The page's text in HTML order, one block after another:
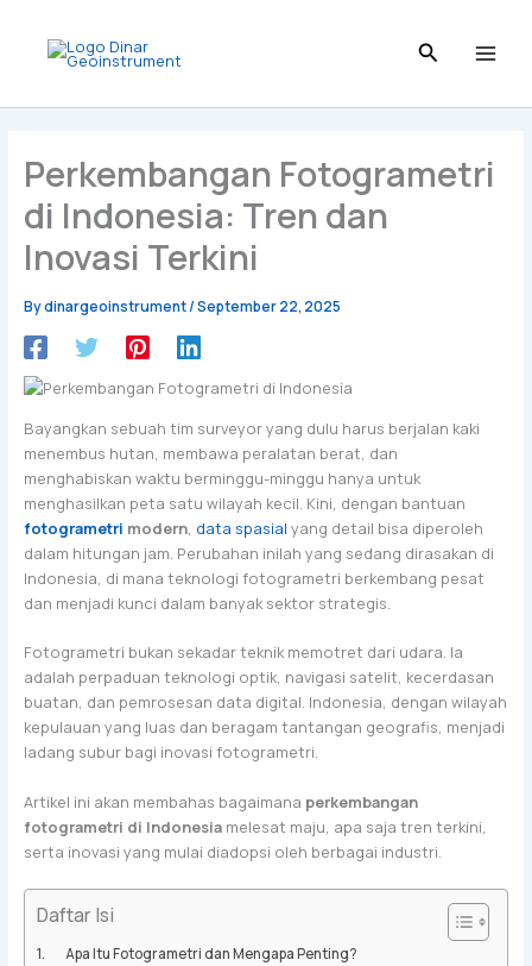
content
Perkembangan Fotogrametri
di Indonesia: Tren dan
Inovasi Terkini
Bydinargeoinstrument/September 22, 2025
Bayangkan sebuah tim surveyor yang dulu harus berjalan kaki
menembus hutan, membawa peralatan berat, dan
menghabiskan waktu berminggu-minggu hanya untuk
menghasilkan peta satu wilayah kecil. Kini, dengan bantuan
fotogrametri modern, data spasial yang detail bisa diperoleh
dalam hitungan jam. Perubahan inilah yang sedang dirasakan di
Indonesia, di mana teknologi fotogrametri berkembang pesat
dan menjadi kunci dalam banyak sektor strategis.
Fotogrametri bukan sekadar teknik memotret dari udara. Ia
adalah perpaduan teknologi optik, navigasi satelit, kecerdasan
buatan, dan pemrosesan data digital. Indonesia, dengan wilayah
kepulauan yang luas dan beragam tantangan geografis, menjadi
ladang subur bagi inovasi fotogrametri.
Artikel ini akan membahas bagaimana perkembangan
fotogrametri di Indonesiamelesat maju, apa saja tren terkini,
serta inovasi yang mulai diadopsi oleh berbagai industri.
Daftar Isi
Apa Itu Fotogrametri dan Mengapa Penting?